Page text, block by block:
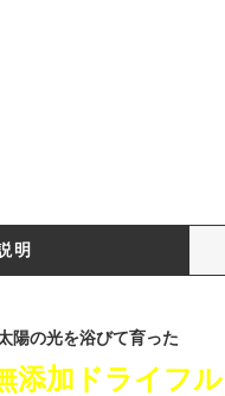
明
陽の光を浴びて育った
添加ドライフ